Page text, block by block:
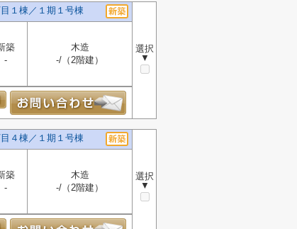
１棟／１期１号棟
選択
▼
築
-
木造
-/（2階建）
４棟／１期１号棟
選択
▼
築
-
木造
-/（2階建）